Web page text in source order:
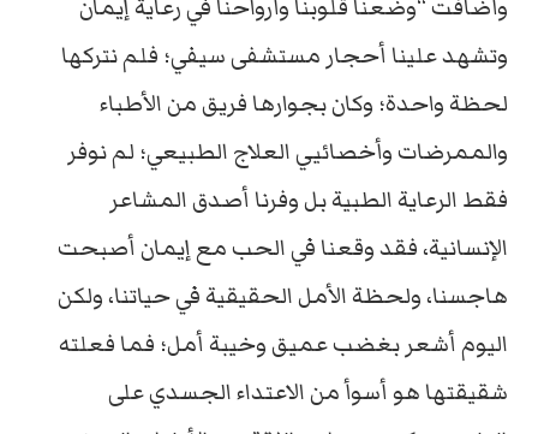
وأضافت “وضعنا قلوبنا وأرواحنا في رعاية إيمان
وتشهد علينا أحجار مستشفى سيفي؛ فلم نتركها
لحظة واحدة؛ وكان بجوارها فريق من الأطباء
والممرضات وأخصائيي العلاج الطبيعي؛ لم نوفر
فقط الرعاية الطبية بل وفرنا أصدق المشاعر
الإنسانية، فقد وقعنا في الحب مع إيمان أصبحت
هاجسنا، ولحظة الأمل الحقيقية في حياتنا، ولكن
اليوم أشعر بغضب عميق وخيبة أمل؛ فما فعلته
شقيقتها هو أسوأ من الاعتداء الجسدي على